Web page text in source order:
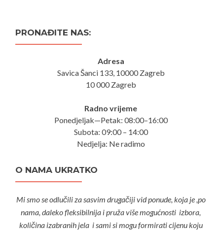
PRONAĐITE NAS:
Adresa
Savica Šanci 133, 10000 Zagreb
10 000 Zagreb
Radno vrijeme
Ponedjeljak—Petak: 08:00–16:00
Subota: 09:00 – 14:00
Nedjelja: Ne radimo
O NAMA UKRATKO
Mi smo se odlučili za sasvim drugačiji vid ponude, koja je ,po
nama, daleko fleksibilnija i pruža više mogućnosti izbora,
količina izabranih jela i sami si mogu formirati cijenu koju